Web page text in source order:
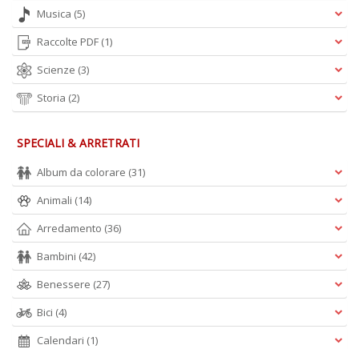
Musica (5)
Raccolte PDF (1)
Scienze (3)
Storia (2)
SPECIALI & ARRETRATI
Album da colorare (31)
Animali (14)
Arredamento (36)
Bambini (42)
Benessere (27)
Bici (4)
Calendari (1)